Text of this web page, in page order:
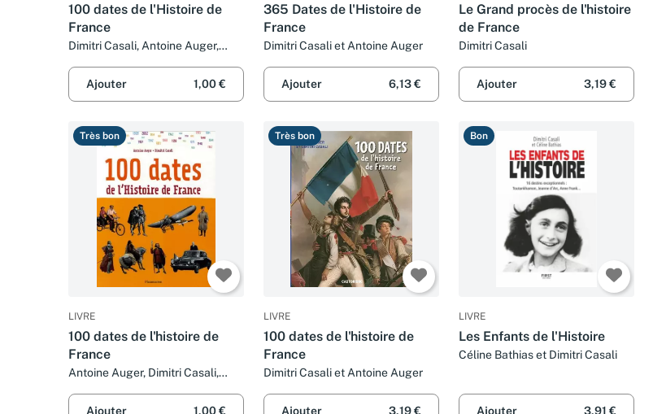
100 dates de l'Histoire de
France
Dimitri Casali, Antoine Auger,
Ajouter
1,00 €
365 Dates de l'Histoire de
France
Dimitri Casali et Antoine Auger
Ajouter 6,13 €
Le Grand procès de l'histoire
de France
Dimitri Casali
Ajouter 3,19 €
Très bon
LIVRE
100 dates de l'histoire de
France
Antoine Auger, Dimitri Casali,
Nadel
Ajouter 1,00 €
Très bon
LIVRE
100 dates de l'histoire de
France
Dimitri Casali et Antoine Auger
Ajouter 3,19 €
Bon
LIVRE
Les Enfants de l'Histoire
Céline Bathias et Dimitri Casali
Ajouter 3,91 €